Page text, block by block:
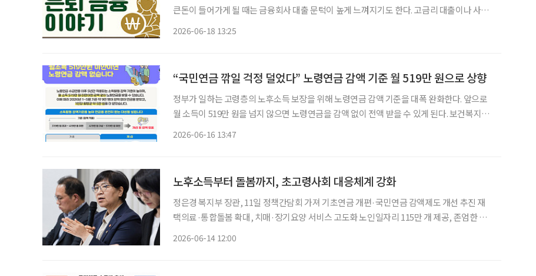
큰돈이 들어가게 될 때는 금융회사 대출 문턱이 높게 느껴지기도 한다. 고금리 대출이나 사적
2026-06-18 13:25
“국민연금 깎일 걱정 덜었다” 노령연금 감액 기준 월 519만 원으로 상향
정부가 일하는 고령층의 노후소득 보장을 위해 노령연금 감액 기준을 대폭 완화한다. 앞으로
월 소득이 519만 원을 넘지 않으면 노령연금을 감액 없이 전액 받을 수 있게 된다. 보건복지부
2026-06-16 13:47
노후소득부터 돌봄까지, 초고령사회 대응체계 강화
정은경 복지부 장관, 11일 정책간담회 가져 기초연금 개편·국민연금 감액제도 개선 추진 재
택의료·통합돌봄 확대, 치매·장기요양 서비스 고도화 노인일자리 115만 개 제공, 존엄한 임
2026-06-14 12:00